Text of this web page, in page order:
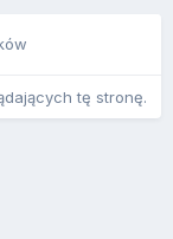
tę stronę.